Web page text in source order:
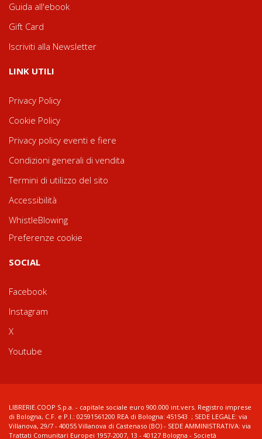
Guida all'ebook
Gift Card
Iscriviti alla Newsletter
LINK UTILI
Privacy Policy
Cookie Policy
Privacy policy eventi e fiere
Condizioni generali di vendita
Termini di utilizzo del sito
Accessibilità
WhistleBlowing
Preferenze cookie
SOCIAL
Facebook
Instagram
X
Youtube
LIBRERIE.COOP S.p.a. - capitale sociale euro 900.000 int.vers. Registro imprese
di Bologna, C.F. e P.I.: 02591561200 REA di Bologna: 451543 ; SEDE LEGALE: via
Villanova, 29/7 - 40055 Villanova di Castenaso (BO) - SEDE AMMINISTRATIVA: via
Trattati Comunitari Europei 1957-2007, 13 - 40127 Bologna - Società